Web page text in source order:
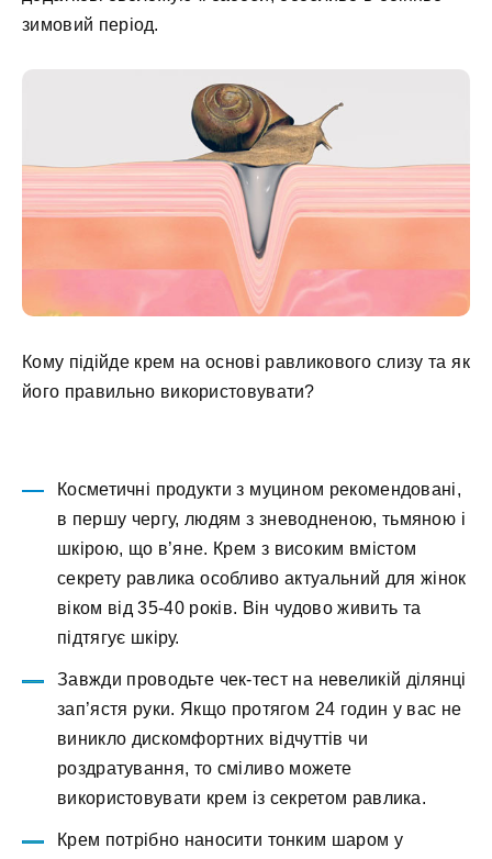
зимовий період.
Кому підійде крем на основі равликового слизу та як
його правильно використовувати?
Косметичні продукти з муцином рекомендовані,
в першу чергу, людям з зневодненою, тьмяною і
шкірою, що в’яне. Крем з високим вмістом
секрету равлика особливо актуальний для жінок
віком від 35-40 років. Він чудово живить та
підтягує шкіру.
Завжди проводьте чек-тест на невеликій ділянці
зап’ястя руки. Якщо протягом 24 годин у вас не
виникло дискомфортних відчуттів чи
роздратування, то сміливо можете
використовувати крем із секретом равлика.
Крем потрібно наносити тонким шаром у